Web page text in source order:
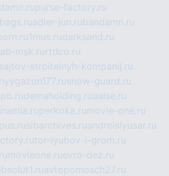
purse-factory.ru
adler-jun.rubandamn.ru
1mus.rudarksand.ru
msk.ru rtdco.ru
stroitelnyh-kompanij.ru
snow-guard.ru
demaholding.ruaalse.ru
perkoka.ru movie-one.ru
sibarchives.ruandreislyusar.ru
tor-lyubov-i-grom.ru
movieone.ruevro-dez.ru
avtopomosch27.ru